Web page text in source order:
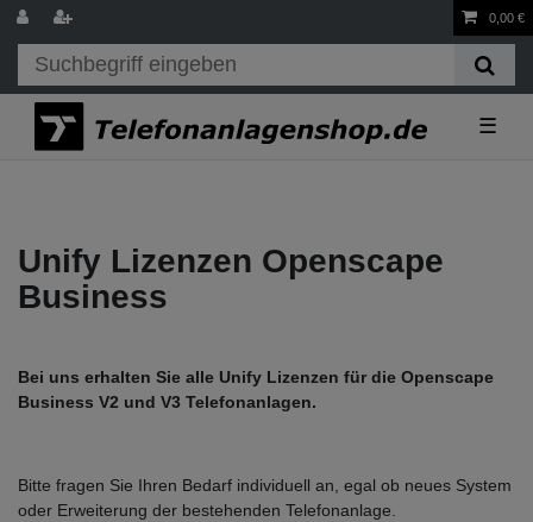
0,00 €
☰
Unify Lizenzen Openscape
Business
Bei uns erhalten Sie alle Unify Lizenzen für die Openscape
Business V2 und V3 Telefonanlagen.
Bitte fragen Sie Ihren Bedarf individuell an, egal ob neues System
oder Erweiterung der bestehenden Telefonanlage.